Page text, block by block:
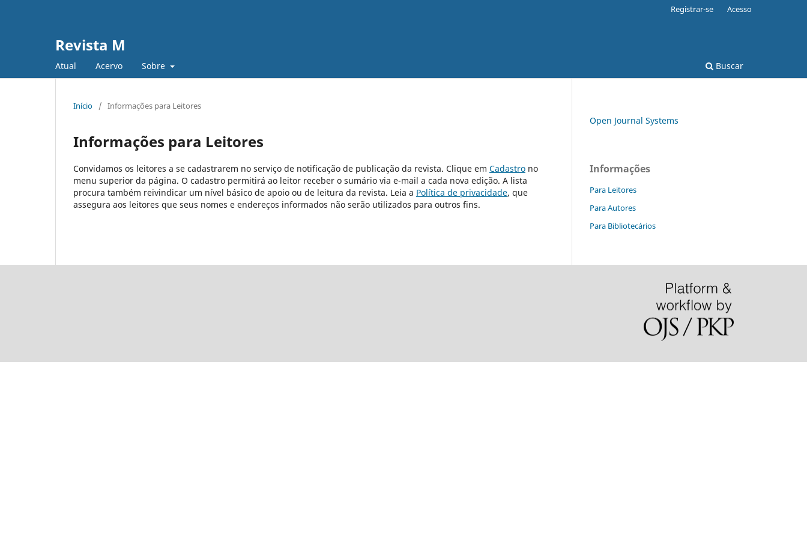
Revista M
Atual Acervo Sobre Buscar
Registrar-se Acesso
Início / Informações para Leitores
Informações para Leitores
Convidamos os leitores a se cadastrarem no serviço de notificação de publicação da revista. Clique em Cadastro no
menu superior da página. O cadastro permitirá ao leitor receber o sumário via e-mail a cada nova edição. A lista
procura também reivindicar um nível básico de apoio ou de leitura da revista. Leia a Política de privacidade, que
assegura aos leitores que seus nomes e endereços informados não serão utilizados para outros fins.
Open Journal Systems
Informações
Para Leitores
Para Autores
Para Bibliotecários